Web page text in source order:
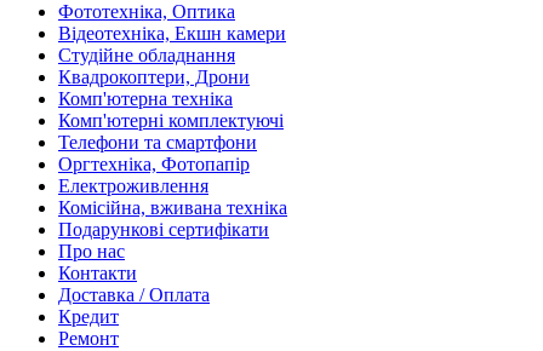
Фототехніка, Оптика
Відеотехніка, Екшн камери
Студійне обладнання
Квадрокоптери, Дрони
Комп'ютерна техніка
Комп'ютерні комплектуючі
Телефони та смартфони
Оргтехніка, Фотопапір
Електроживлення
Комісійна, вживана техніка
Подарункові сертифікати
Про нас
Контакти
Доставка / Оплата
Кредит
Ремонт